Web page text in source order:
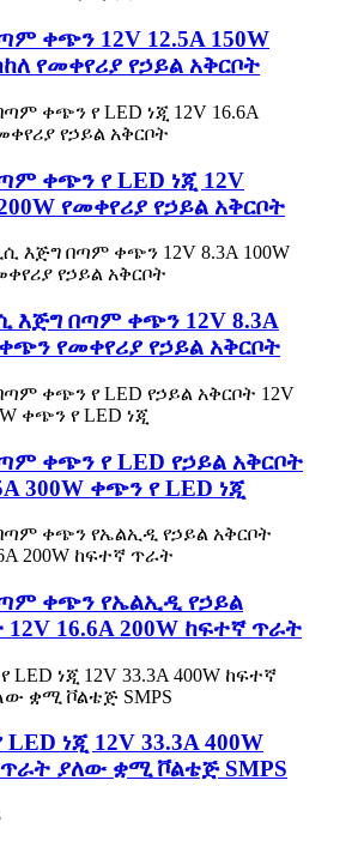
ቀጭን 12V 12.5A 150W
የመቀየሪያ የኃይል አቅርቦት
ቀጭን የ LED ነጂ 12V
የመቀየሪያ የኃይል አቅርቦት
እጅግ በጣም ቀጭን 12V 8.3A
ቀጭን የመቀየሪያ የኃይል አቅርቦት
ቀጭን የ LED የኃይል አቅርቦት
300W ቀጭን የ LED ነጂ
ቀጭን የኤልኢዲ የኃይል
12V 16.6A 200W ከፍተኛ ጥራት
ነጂ 12V 33.3A 400W
ያለው ቋሚ ቮልቴጅ SMPS